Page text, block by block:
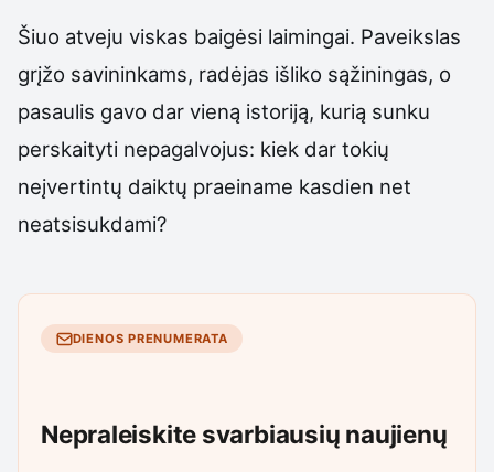
Šiuo atveju viskas baigėsi laimingai. Paveikslas
grįžo savininkams, radėjas išliko sąžiningas, o
pasaulis gavo dar vieną istoriją, kurią sunku
perskaityti nepagalvojus: kiek dar tokių
neįvertintų daiktų praeiname kasdien net
neatsisukdami?
DIENOS PRENUMERATA
Nepraleiskite svarbiausių naujienų